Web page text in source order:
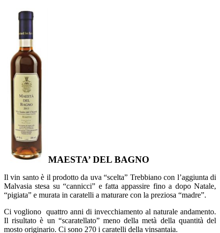
MAESTA’ DEL BAGNO
Il vin santo è il prodotto da uva “scelta” Trebbiano con l’aggiunta di
Malvasia stesa su “cannicci” e fatta appassire fino a dopo Natale,
“pigiata” e murata in caratelli a maturare con la preziosa “madre”.
Ci vogliono quattro anni di invecchiamento al naturale andamento.
Il risultato è un “scaratellato” meno della metà della quantità del
mosto originario. Ci sono 270 i caratelli della vinsantaia.